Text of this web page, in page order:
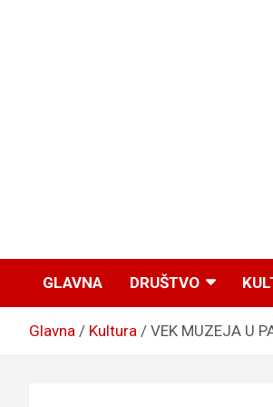
GLAVNA DRUŠTVO
Glavna Kultura VEK MUZEJA U